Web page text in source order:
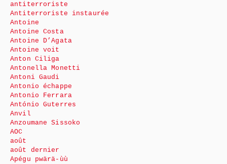
antiterroriste
Antiterroriste instaurée
Antoine
Antoine Costa
Antoine D’Agata
Antoine voit
Anton Ciliga
Antonella Monetti
Antoni Gaudi
Antonio échappe
Antonio Ferrara
António Guterres
Anvil
Anzoumane Sissoko
AOC
août
août dernier
Apégu pwärä-ùù